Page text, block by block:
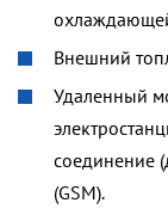
Внешний
Удаленный
соединение
(GSM).